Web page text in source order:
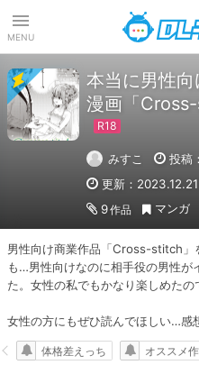
MENU
本当に男性
漫画「Cross-
みすこ
投稿
更新：2023.12.21
9作品 マンガ
男性向け商業作品「Cross-stitch」
も…男性向けなのに相手役の男性が
た。女性の私でもかなり楽しめたの
女性の方にもぜひ読んでほしい…感
体格差えっち オススメ